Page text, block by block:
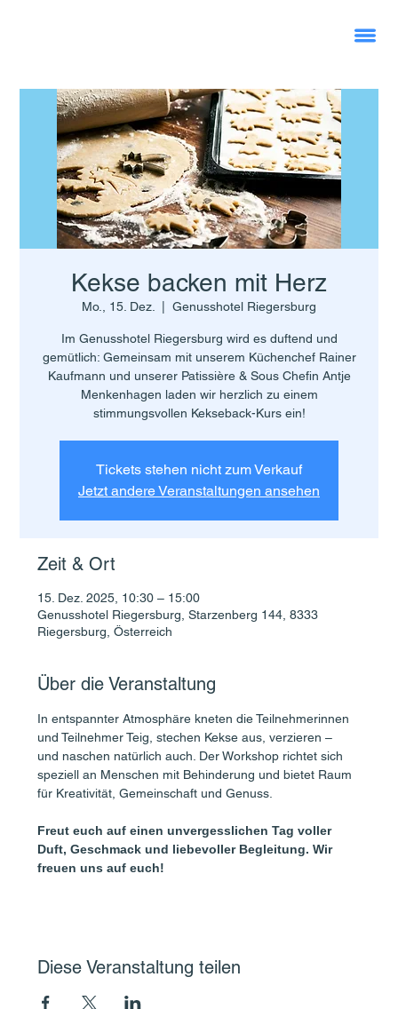
Kekse backen mit Herz
Mo., 15. Dez. Genusshotel Riegersburg
Im Genusshotel Riegersburg wird es duftend und
gemütlich: Gemeinsam mit unserem Küchenchef Rainer
Kaufmann und unserer Patissière & Sous Chefin Antje
Menkenhagen laden wir herzlich zu einem
stimmungsvollen Kekseback-Kurs ein!
Tickets stehen nicht zum Verkauf
Jetzt andere Veranstaltungen ansehen
Zeit & Ort
15. Dez. 2025, 10:30 – 15:00
Genusshotel Riegersburg, Starzenberg 144, 8333
Riegersburg, Österreich
Über die Veranstaltung
In entspannter Atmosphäre kneten die Teilnehmerinnen
und Teilnehmer Teig, stechen Kekse aus, verzieren –
und naschen natürlich auch. Der Workshop richtet sich
speziell an Menschen mit Behinderung und bietet Raum
für Kreativität, Gemeinschaft und Genuss.
Freut euch auf einen unvergesslichen Tag voller
Duft, Geschmack und liebevoller Begleitung. Wir
freuen uns auf euch!
Diese Veranstaltung teilen